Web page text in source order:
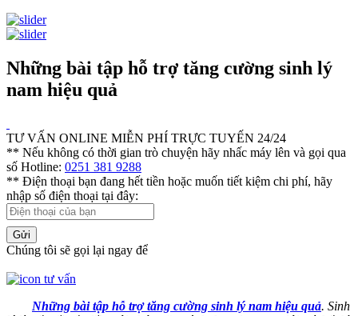
Những bài tập hỗ trợ tăng cường sinh lý
nam hiệu quả
TƯ VẤN ONLINE MIỄN PHÍ TRỰC TUYẾN 24/24
** Nếu không có thời gian trò chuyện hãy nhấc máy lên và gọi qua
số Hotline: 0251 381 9288
** Điện thoại bạn đang hết tiền hoặc muốn tiết kiệm chi phí, hãy
nhập số điện thoại tại đây:
Gửi
Chúng tôi sẽ gọi lại ngay để
Những bài tập hỗ trợ tăng cường sinh lý nam hiệu quả. Sinh